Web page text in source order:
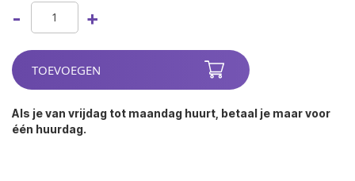
- +
TOEVOEGEN
Als je van vrijdag tot maandag huurt, betaal je maar voor
één huurdag.